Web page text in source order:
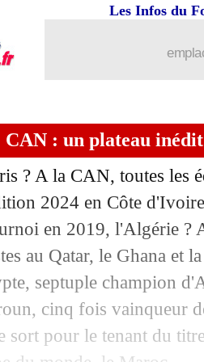
Les Infos du
CAN : un plateau
? A la CAN, toutes les
2024 en Côte
en 2019, l'Algérie ?
au Qatar, le Ghana et
septuple champion
cinq fois vainqueur
sort pour le tenant du
s'excuse après son
: le Japon file en quarts
empêché le transfert de
de statut pour
: la fierté de Broos
transféré à
résilié pour